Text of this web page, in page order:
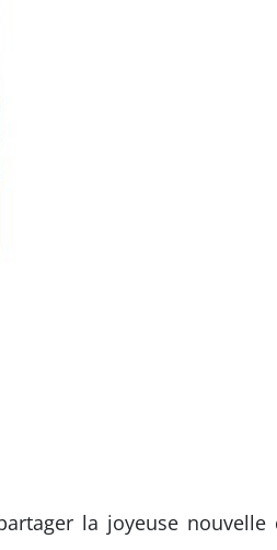
la joyeuse nouvelle